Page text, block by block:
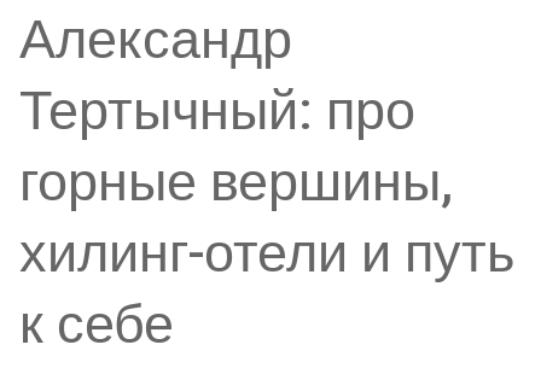
Александр
Тертычный: про
горные вершины,
хилинг-отели и путь
к себе